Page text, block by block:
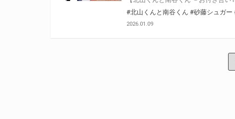
#北山くんと南谷くん #砂藤シュガー
2026.01.09